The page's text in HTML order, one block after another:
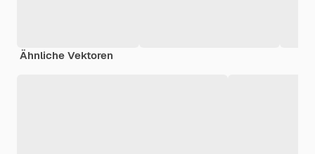
Ähnliche Vektoren